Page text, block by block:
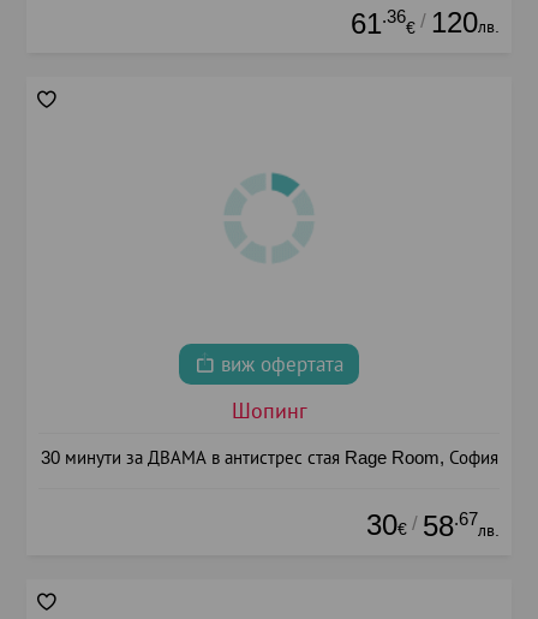
61.36
€ / 120лв.
виж офертата
Шопинг
30 минути за ДВАМА в антистрес стая Rage Room, София
30€ / 58.67
лв.